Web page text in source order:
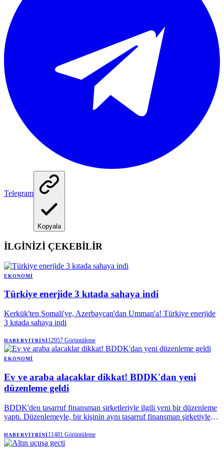
Telegram
Kopyala
İLGİNİZİ ÇEKEBİLİR
EKONOMI
Türkiye enerjide 3 kıtada sahaya indi
Kerkük'ten Somali'ye, Azerbaycan'dan Umman'a! Türkiye enerjide
3 kıtada sahaya indi
HABERVITRINI12957 Görüntüleme
EKONOMI
Ev ve araba alacaklar dikkat! BDDK'dan yeni
düzenleme geldi
BDDK'den tasarruf finansman şirketleriyle ilgili yeni bir düzenleme
yaptı. Düzenlemeyle, bir kişinin aynı tasarruf finansman şirketiyle
finansmanı olmak üzere ikiyle sınırlandırılırken, azami sözleşme
tutarı taşıt finansmanında 6 milyon 250 bin liraya, konut veya çatılı
HABERVITRINI11481 Görüntüleme